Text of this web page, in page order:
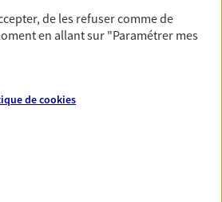
Entreprise
de les refuser comme de
en allant sur "Paramétrer mes
decookies